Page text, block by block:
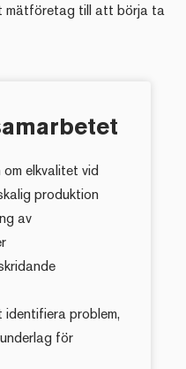
mätföretag till att börja ta
elkvalitet vid
produktion
av
problem,
för